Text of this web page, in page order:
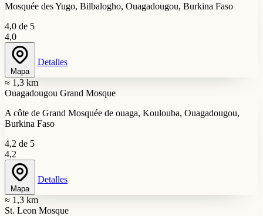
Mosquée des Yugo, Bilbalogho, Ouagadougou, Burkina Faso
4,0 de 5
4,0
Mapa
Detalles
≈ 1,3 km
Ouagadougou Grand Mosque
A côte de Grand Mosquée de ouaga, Koulouba, Ouagadougou,
Burkina Faso
4,2 de 5
4,2
Mapa
Detalles
≈ 1,3 km
St. Leon Mosque